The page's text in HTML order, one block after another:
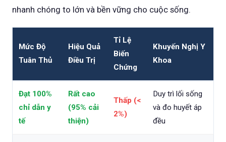
nhanh chóng to lớn và bền vững cho cuộc sống.
Mức Độ
Tuân Thủ
Hiệu Quả
Điều Trị
Tỉ Lệ
Biến
Chứng
Khuyến Nghị Y
Khoa
Đạt 100%
chỉ dẫn y
tế
Rất cao
(95% cải
thiện)
Thấp (<
2%)
Duy trì lối sống
và đo huyết áp
đều